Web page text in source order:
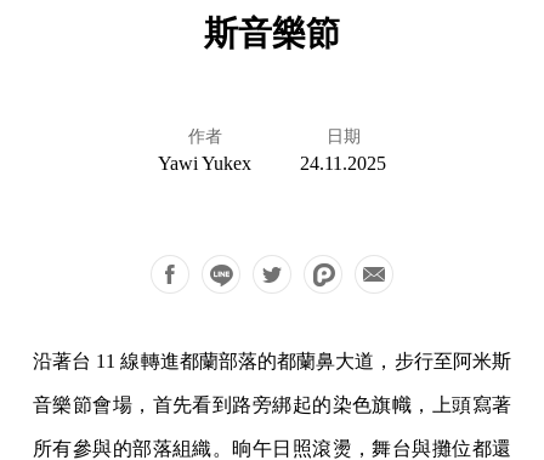
斯音樂節
作者
Yawi Yukex
日期
24.11.2025
沿著台 11 線轉進都蘭部落的都蘭鼻大道，步行至阿米斯
音樂節會場，首先看到路旁綁起的染色旗幟，上頭寫著
所有參與的部落組織。晌午日照滾燙，舞台與攤位都還